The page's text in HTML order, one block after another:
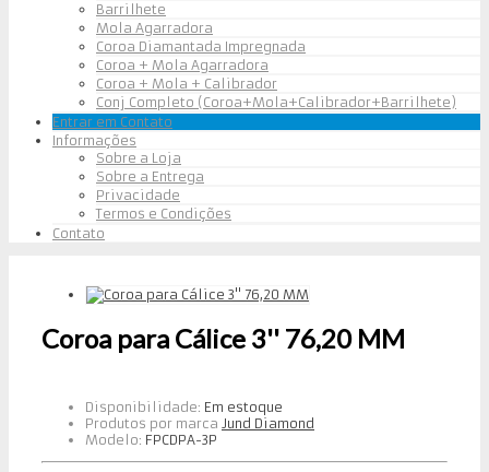
Barrilhete
Mola Agarradora
Coroa Diamantada Impregnada
Coroa + Mola Agarradora
Coroa + Mola + Calibrador
Conj Completo (Coroa+Mola+Calibrador+Barrilhete)
Entrar em Contato
Informações
Sobre a Loja
Sobre a Entrega
Privacidade
Termos e Condições
Contato
Coroa para Cálice 3'' 76,20 MM
Disponibilidade: Em estoque
Produtos por marca Jund Diamond
Modelo: FPCDPA-3P